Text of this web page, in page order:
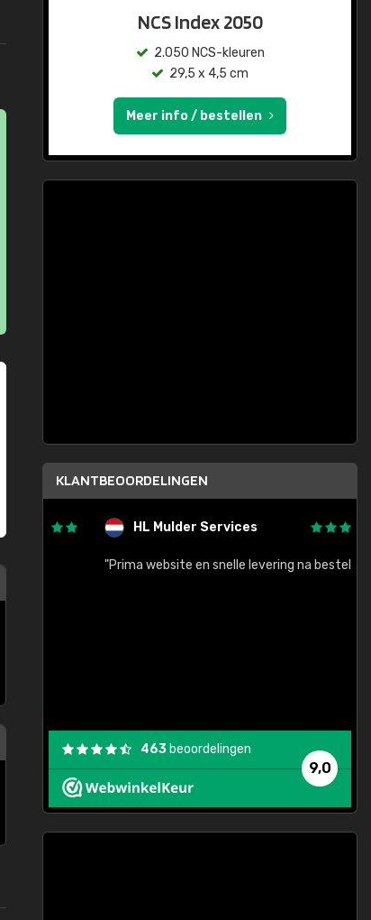
NCS Index 2050
2.050 NCS-kleuren
29,5 x 4,5 cm
Meer info / bestellen
KLANTBEOORDELINGEN
HL Mulder Services
"Prima website en snelle levering na bestelling"
9,0
463 beoordelingen